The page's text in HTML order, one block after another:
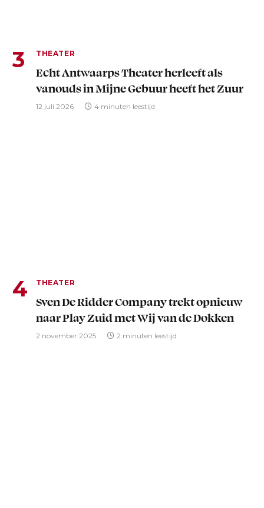
THEATER
Echt Antwaarps Theater herleeft als
vanouds in Mijne Gebuur heeft het Zuur
12 juli 2026 4 minuten leestijd
THEATER
Sven De Ridder Company trekt opnieuw
naar Play Zuid met Wij van de Dokken
2 november 2025 2 minuten leestijd